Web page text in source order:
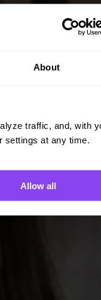
About
traffic, and, with
settings at any time.
Allow all